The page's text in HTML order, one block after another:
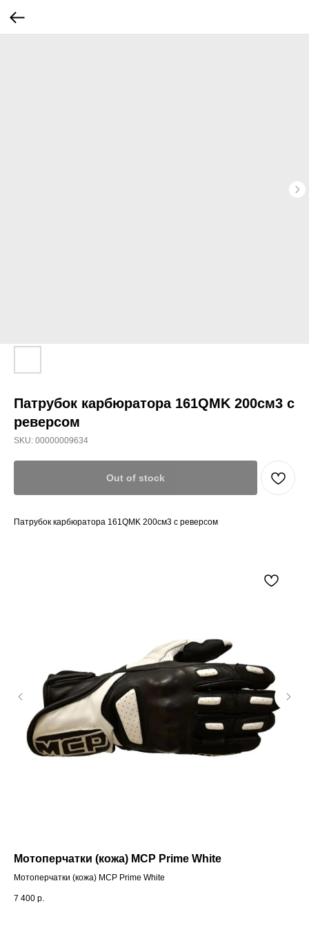
Патрубок карбюратора 161QMK 200см3 с
реверсом
SKU: 00000009634
Out of stock
Патрубок карбюратора 161QMK 200см3 с реверсом
Мотоперчатки (кожа) MCP Prime White
Мотоперчатки (кожа) MCP Prime White
7 400 р.